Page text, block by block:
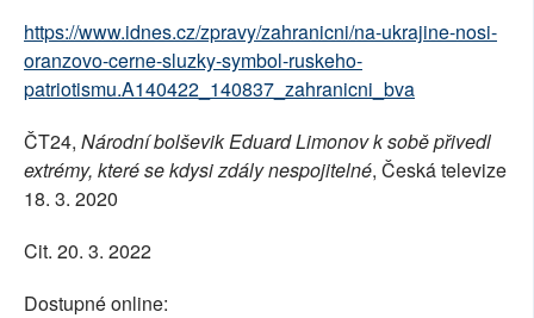
https://www.idnes.cz/zpravy/zahranicni/na-ukrajine-nosi-
oranzovo-cerne-sluzky-symbol-ruskeho-
patriotismu.A140422_140837_zahranicni_bva
ČT24, Národní bolševik Eduard Limonov k sobě přivedl
extrémy, které se kdysi zdály nespojitelné, Česká televize
18. 3. 2020
Cit. 20. 3. 2022
Dostupné online: